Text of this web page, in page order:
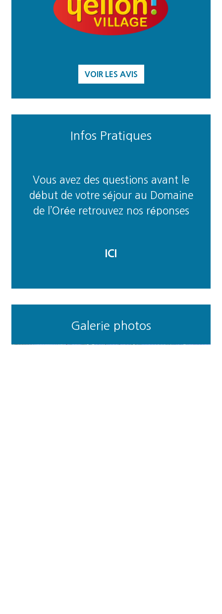
VOIR LES AVIS
Infos Pratiques
Vous avez des questions avant le
début de votre séjour au Domaine
de l’Orée retrouvez nos réponses
ICI
Galerie photos